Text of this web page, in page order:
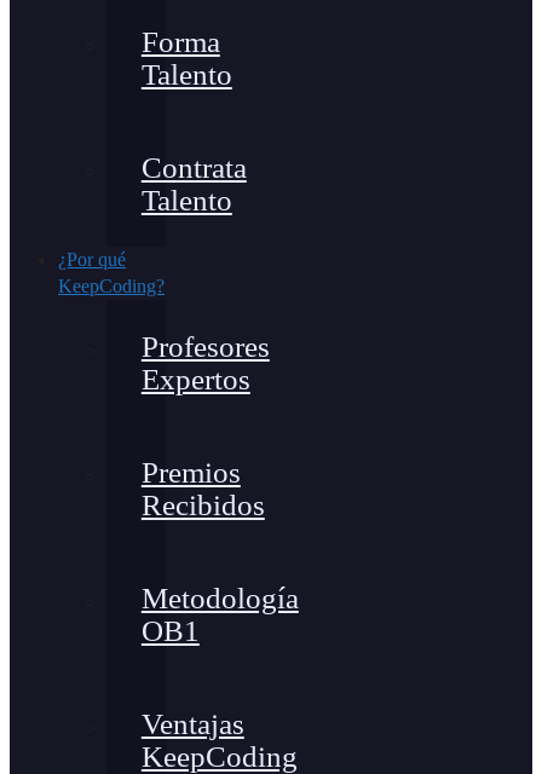
Forma
Talento
Contrata
Talento
¿Por qué
KeepCoding?
Profesores
Expertos
Premios
Recibidos
Metodología
OB1
Ventajas
KeepCoding